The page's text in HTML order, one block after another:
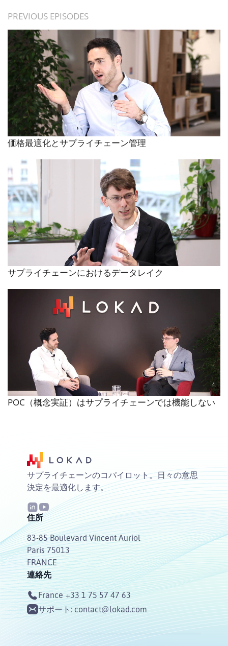
PREVIOUS EPISODES
価格最適化とサプライチェーン管理
サプライチェーンにおけるデータレイク
POC（概念実証）はサプライチェーンでは機能しない
サプライチェーンのコパイロット。日々の意思
決定を最適化します。
住所
83-85 Boulevard Vincent Auriol
Paris 75013
FRANCE
連絡先
France +33 1 75 57 47 63
サポート:contact@lokad.com